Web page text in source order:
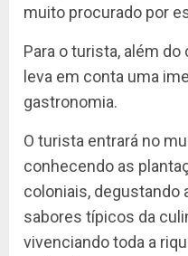
muito procurado por
Para o turista, além
leva em conta uma
gastronomia.
O turista entrará no
conhecendo as
coloniais, degustando
sabores típicos da
vivenciando toda a